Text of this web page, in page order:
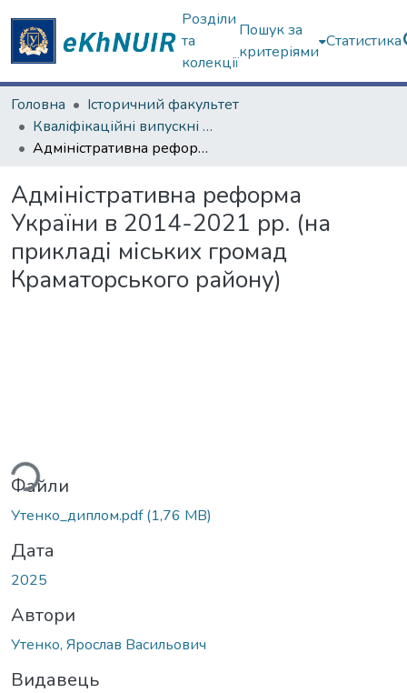
Розділи
та
колекції
Пошук за
критеріями
Статистика
Головна
Історичний факультет
Кваліфікаційні випускні роботи бакалаврів. Історичний факультет
Адміністративна реформа України в 2014-2021 рр. (на прикладі міських громад Краматорського району)
Адміністративна реформа
України в 2014-2021 рр. (на
прикладі міських громад
Краматорського району)
Файли
Утенко_диплом.pdf(1,76 MB)
Дата
2025
Автори
Утенко, Ярослав Васильович
Видавець